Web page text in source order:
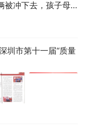
被冲下去，孩子母
圳市第十一届“质量